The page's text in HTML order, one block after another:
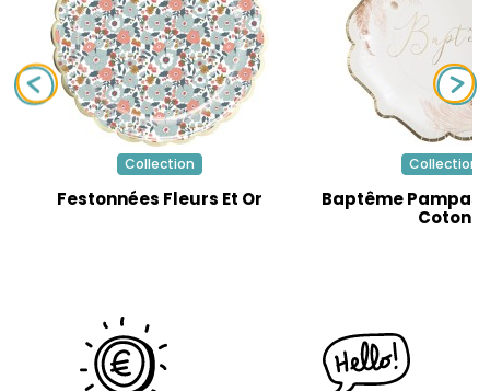
Collection
Festonnées Fleurs Et Or
Collection
Baptême Pampas
Coton